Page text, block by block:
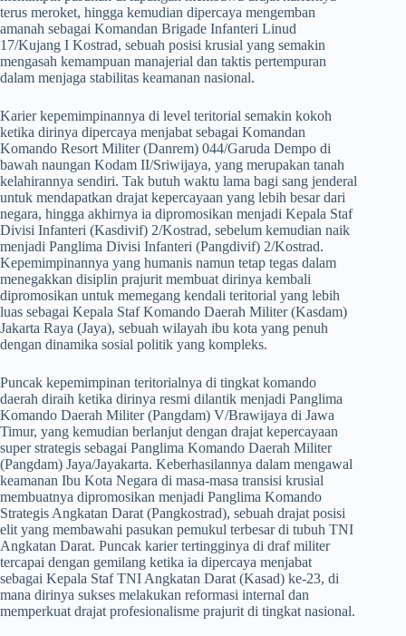
terus meroket, hingga kemudian dipercaya mengemban
amanah sebagai Komandan Brigade Infanteri Linud
17/Kujang I Kostrad, sebuah posisi krusial yang semakin
mengasah kemampuan manajerial dan taktis pertempuran
dalam menjaga stabilitas keamanan nasional.
​Karier kepemimpinannya di level teritorial semakin kokoh
ketika dirinya dipercaya menjabat sebagai Komandan
Komando Resort Militer (Danrem) 044/Garuda Dempo di
bawah naungan Kodam II/Sriwijaya, yang merupakan tanah
kelahirannya sendiri. Tak butuh waktu lama bagi sang jenderal
untuk mendapatkan drajat kepercayaan yang lebih besar dari
negara, hingga akhirnya ia dipromosikan menjadi Kepala Staf
Divisi Infanteri (Kasdivif) 2/Kostrad, sebelum kemudian naik
menjadi Panglima Divisi Infanteri (Pangdivif) 2/Kostrad.
Kepemimpinannya yang humanis namun tetap tegas dalam
menegakkan disiplin prajurit membuat dirinya kembali
dipromosikan untuk memegang kendali teritorial yang lebih
luas sebagai Kepala Staf Komando Daerah Militer (Kasdam)
Jakarta Raya (Jaya), sebuah wilayah ibu kota yang penuh
dengan dinamika sosial politik yang kompleks.
​Puncak kepemimpinan teritorialnya di tingkat komando
daerah diraih ketika dirinya resmi dilantik menjadi Panglima
Komando Daerah Militer (Pangdam) V/Brawijaya di Jawa
Timur, yang kemudian berlanjut dengan drajat kepercayaan
super strategis sebagai Panglima Komando Daerah Militer
(Pangdam) Jaya/Jayakarta. Keberhasilannya dalam mengawal
keamanan Ibu Kota Negara di masa-masa transisi krusial
membuatnya dipromosikan menjadi Panglima Komando
Strategis Angkatan Darat (Pangkostrad), sebuah drajat posisi
elit yang membawahi pasukan pemukul terbesar di tubuh TNI
Angkatan Darat. Puncak karier tertingginya di draf militer
tercapai dengan gemilang ketika ia dipercaya menjabat
sebagai Kepala Staf TNI Angkatan Darat (Kasad) ke-23, di
mana dirinya sukses melakukan reformasi internal dan
memperkuat drajat profesionalisme prajurit di tingkat nasional.